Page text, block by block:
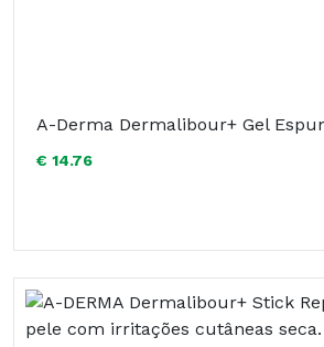
A-Derma Dermalibour+ Gel
€ 14.76